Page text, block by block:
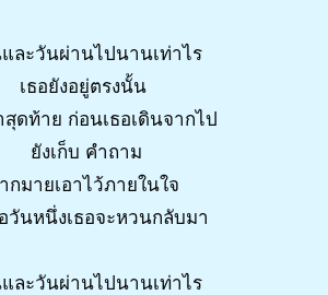
ละวันผ่านไปนานเท่าไร
เธอยังอยู่ตรงนั้น
ดท้าย ก่อนเธอเดินจากไป
ยังเก็บ คำถาม
กมายเอาไว้ภายในใจ
วันหนึ่งเธอจะหวนกลับมา
ละวันผ่านไปนานเท่าไร